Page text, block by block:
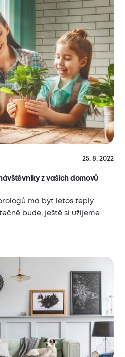
25. 8. 2022
z vašich domovů
má být letos teplý
bude, ještě si užijeme